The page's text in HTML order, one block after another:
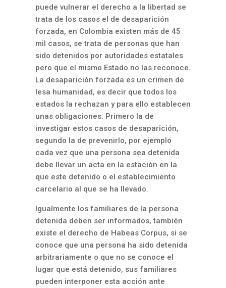
puede vulnerar el derecho a la libertad se
trata de los casos el de desaparición
forzada, en Colombia existen más de 45
mil casos, se trata de personas que han
sido detenidos por autoridades estatales
pero que el mismo Estado no las reconoce.
La desaparición forzada es un crimen de
lesa humanidad, es decir que todos los
estados la rechazan y para ello establecen
unas obligaciones. Primero la de
investigar estos casos de desaparición,
segundo la de prevenirlo, por ejemplo
cada vez que una persona sea detenida
debe llevar un acta en la estación en la
que este detenido o el establecimiento
carcelario al que se ha llevado.
Igualmente los familiares de la persona
detenida deben ser informados, también
existe el derecho de Habeas Corpus, si se
conoce que una persona ha sido detenida
arbitrariamente o que no se conoce el
lugar que está detenido, sus familiares
pueden interponer esta acción ante